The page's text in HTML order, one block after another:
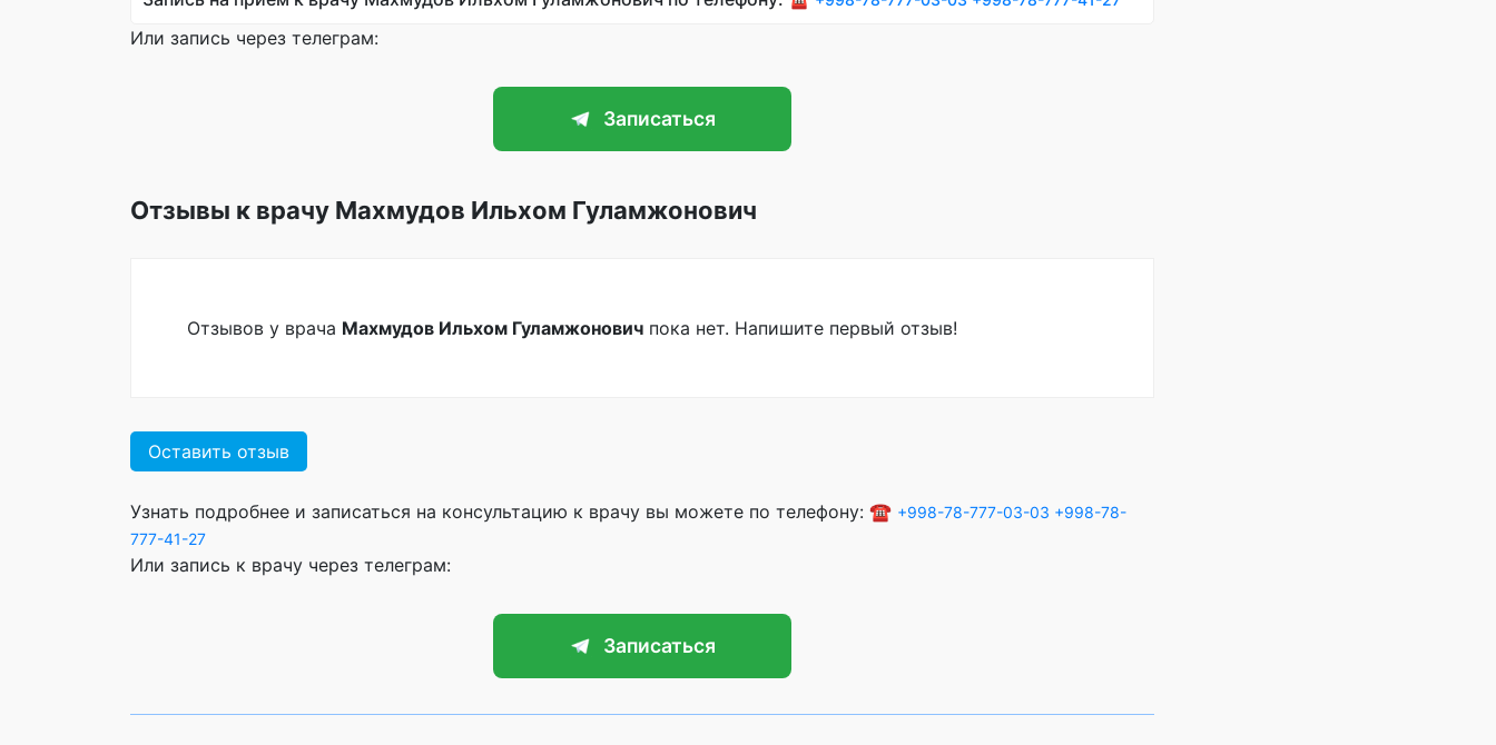
Или запись через телеграм:
Записаться
Отзывы к врачу Махмудов Ильхом Гуламжонович
Отзывов у врача Махмудов Ильхом Гуламжонович пока нет. Напишите первый отзыв!
Оставить отзыв
Узнать подробнее и записаться на консультацию к врачу вы можете по телефону: ☎️ +998-78-777-03-03 +998-78-
777-41-27
Или запись к врачу через телеграм:
Записаться